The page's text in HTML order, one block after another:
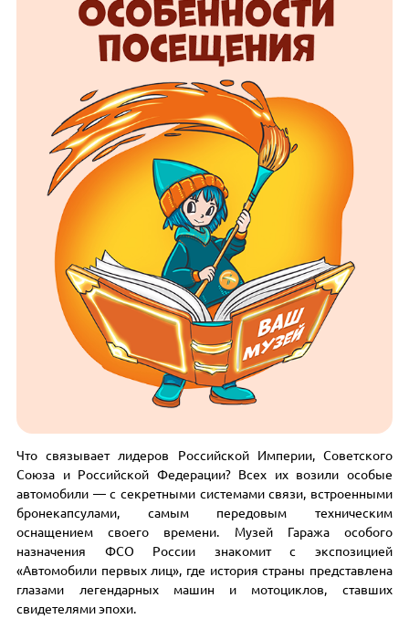
Что связывает лидеров Российской Империи, Советского
Союза и Российской Федерации? Всех их возили особые
автомобили — с секретными системами связи, встроенными
бронекапсулами, самым передовым техническим
оснащением своего времени. Музей Гаража особого
назначения ФСО России знакомит с экспозицией
«Автомобили первых лиц», где история страны представлена
глазами легендарных машин и мотоциклов, ставших
свидетелями эпохи.